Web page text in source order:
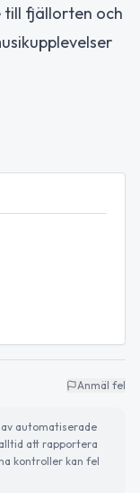
till fjällorten och
Anmäl fel
automatiserade
att rapportera
kontroller kan fel